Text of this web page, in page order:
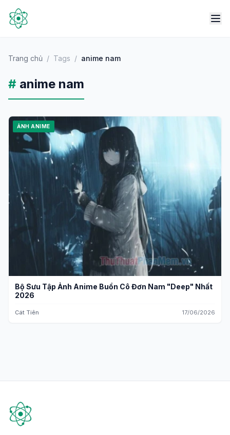
Trang chủ / Tags / anime nam
# anime nam
ẢNH ANIME
Bộ Sưu Tập Ảnh Anime Buồn Cô Đơn Nam "Deep" Nhất
2026
Cát Tiên 17/06/2026